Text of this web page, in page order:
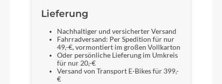
SR Suntour NCX32-D Air LO 63mm
Display
Bosch LED remote Smart System / Bosch Intuvia
Lieferung
Nachhaltiger und versicherter Versand
Fahrradversand: Per Spedition für nur
49,-€, vormontiert im großen Vollkarton
Oder persönliche Lieferung im Umkreis
für nur 20,-€
Versand von Transport E-Bikes für 399,-
€